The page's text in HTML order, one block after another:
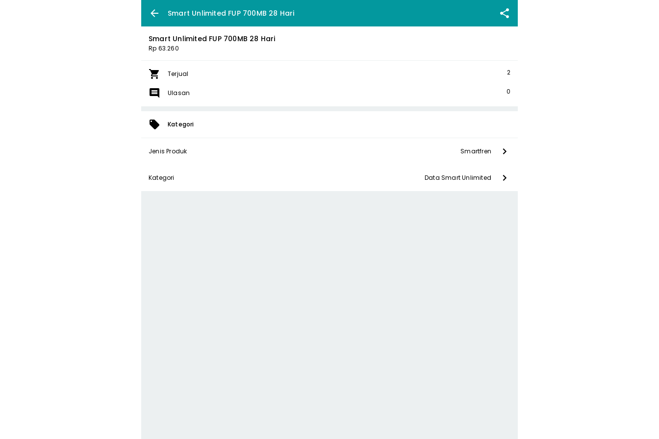
Smart Unlimited FUP 700MB 28 Hari
Smart Unlimited FUP 700MB 28 Hari
Rp 63.260
Terjual 2
Ulasan 0
Kategori
Jenis Produk Smartfren
Kategori Data Smart Unlimited